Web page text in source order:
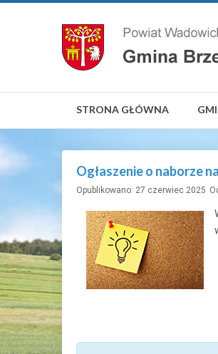
STRONA GŁÓWNA
Ogłaszenie o naborze
Opublikowano: 27 czerwiec 2025